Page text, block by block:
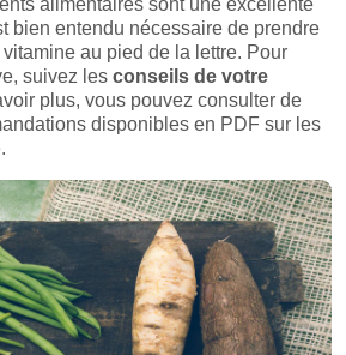
alimentaires sont une excellente
bien entendu nécessaire de prendre
au pied de la lettre. Pour
suivez les conseils de votre
plus, vous pouvez consulter de
disponibles en PDF sur les